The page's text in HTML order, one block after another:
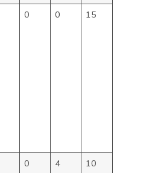
0 0 15
0 4 10